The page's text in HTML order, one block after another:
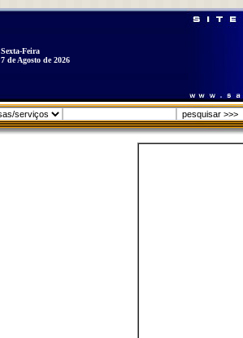
Sexta-Feira
7 de Agosto de 2026